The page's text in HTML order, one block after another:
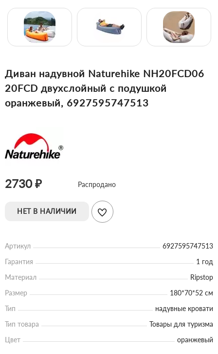
Диван надувной Naturehike NH20FCD06
20FCD двухслойный с подушкой
оранжевый, 6927595747513
2730 ₽ Распродано
НЕТ В НАЛИЧИИ
Артикул
6927595747513
Гарантия
1 год
Материал
Ripstop
Размер
180*70*52 см
Тип
надувные кровати
Тип товара
Товары для туризма
Цвет
оранжевый